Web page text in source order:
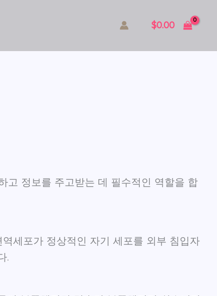
$0.00
고 정보를 주고받는 데 필수적인 역할을 합
세포가 정상적인 자기 세포를 외부 침입자
.